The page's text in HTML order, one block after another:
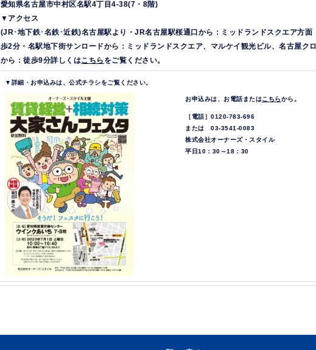
愛知県名古屋市中村区名駅4丁目4-38(7・8階)
▼アクセス
(JR･地下鉄･名鉄･近鉄)名古屋駅より・JR名古屋駅桜通口から： ミッドランドスクエア方
歩2分 ・名駅地下街サンロードから： ミッドランドスクエア、マルケイ観光ビル、名古屋
から：徒歩9分詳しくはこちら をご覧ください。
▼詳細・お申込みは、公式チラシをご覧ください。
お申込みは、お電話またはこちらから。
［電話］0120-783-696
または 03-3541-0083
株式会社オーナーズ・スタイル
平日10：30～18：30